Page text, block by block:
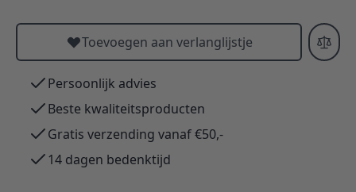
Toevoegen aan verlanglijstje
Persoonlijk advies
Beste kwaliteitsproducten
Gratis verzending vanaf €50,-
14 dagen bedenktijd